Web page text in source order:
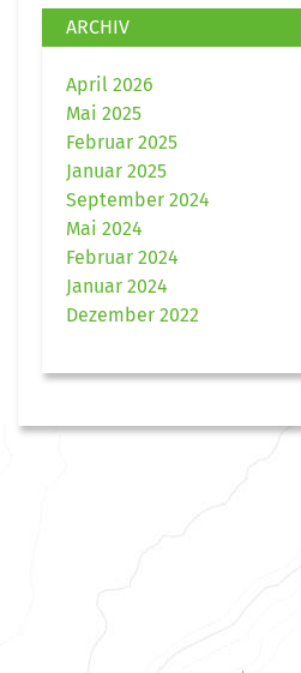
ARCHIV
April 2026
Mai 2025
Februar 2025
Januar 2025
September 2024
Mai 2024
Februar 2024
Januar 2024
Dezember 2022